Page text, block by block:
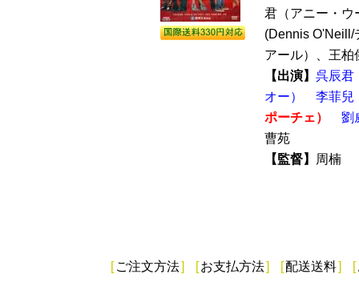
君（アニー・ウ
(Dennis O'Neill/
アール）、王柏
【出演】 呉辰君
オー）
李菲兒
ポーチェ）
劉
曹苑
【監督】
周楠
[ ご注文方法] [お支払方法] [配送送料] [